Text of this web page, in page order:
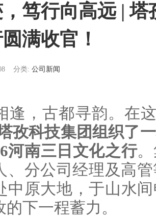
笃行向高远 |
满收官！
分类: 公司新闻
，古都寻韵。在这
孜科技集团组织了
南三日文化之行
、分公司经理及高
中原大地，于山水
下一程蓄力。